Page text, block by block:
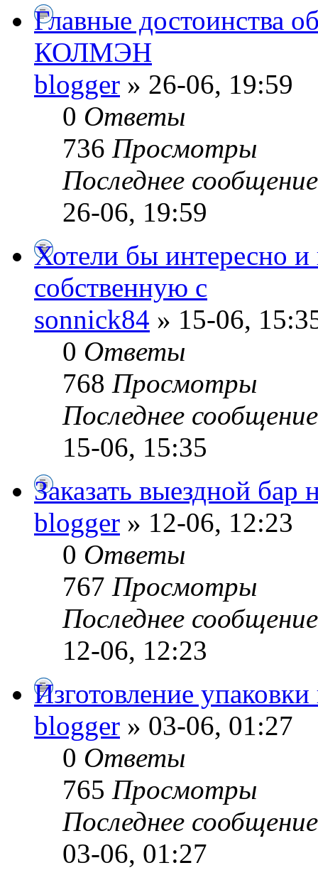
Главные достоинства
КОЛМЭН
blogger » 26-06, 19:59
0 Ответы
736 Просмотры
Последнее
26-06, 19:59
Хотели бы интересно и
собственную с
sonnick84 » 15-06,
0 Ответы
768 Просмотры
Последнее
15-06, 15:35
Заказать выездной бар
blogger » 12-06, 12:23
0 Ответы
767 Просмотры
Последнее
12-06, 12:23
Изготовление
blogger » 03-06, 01:27
0 Ответы
765 Просмотры
Последнее
03-06, 01:27